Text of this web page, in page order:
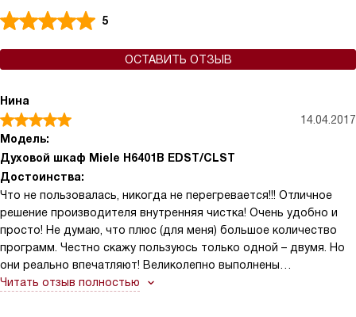
5
ОСТАВИТЬ ОТЗЫВ
Нина
14.04.2017
Модель:
Духовой шкаф Miele H6401B EDST/CLST
Достоинства:
Что не пользовалась, никогда не перегревается!!! Отличное
решение производителя внутренняя чистка! Очень удобно и
просто! Не думаю, что плюс (для меня) большое количество
программ. Честно скажу пользуюсь только одной – двумя. Но
они реально впечатляют! Великолепно выполнены
направляющие, ничего нигде не заедает всё плавает!
Читать отзыв полностью